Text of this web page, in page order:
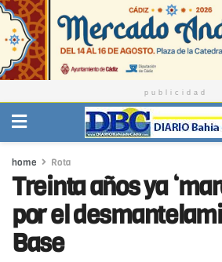
publicidad
home Rota
Treinta años ya
por el
Base